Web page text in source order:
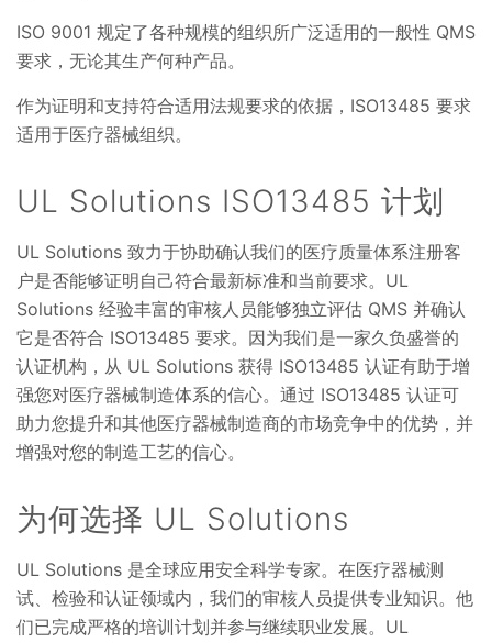
ISO 9001 规定了各种规模的组织所广泛适用的一般性 QMS
要求，无论其生产何种产品。
作为证明和支持符合适用法规要求的依据，ISO13485 要求
适用于医疗器械组织。
UL Solutions ISO13485 计划
UL Solutions 致力于协助确认我们的医疗质量体系注册客
户是否能够证明自己符合最新标准和当前要求。UL
Solutions 经验丰富的审核人员能够独立评估 QMS 并确认
它是否符合 ISO13485 要求。因为我们是一家久负盛誉的
认证机构，从 UL Solutions 获得 ISO13485 认证有助于增
强您对医疗器械制造体系的信心。通过 ISO13485 认证可
助力您提升和其他医疗器械制造商的市场竞争中的优势，并
增强对您的制造工艺的信心。
为何选择 UL Solutions
UL Solutions 是全球应用安全科学专家。在医疗器械测
试、检验和认证领域内，我们的审核人员提供专业知识。他
们已完成严格的培训计划并参与继续职业发展。UL